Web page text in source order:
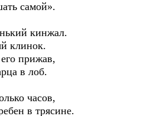
самой».
кинжал.
клинок.
прижав,
в лоб.
часов,
в трясине.